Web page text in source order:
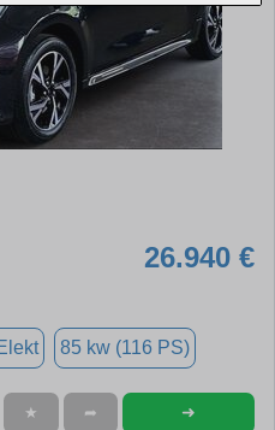
26.940 €
85 kw (116 PS)
★ ➦ ➜